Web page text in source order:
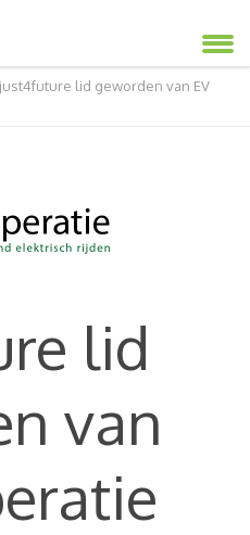
just4future lid geworden van EV
lid
van